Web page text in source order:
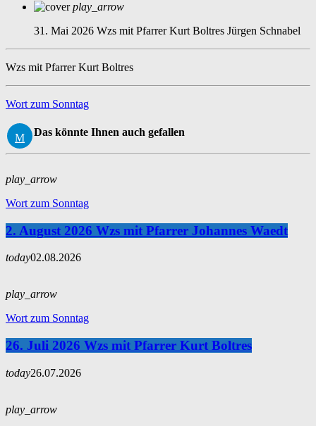
play_arrow
31. Mai 2026 Wzs mit Pfarrer Kurt Boltres Jürgen Schnabel
Wzs mit Pfarrer Kurt Boltres
Wort zum Sonntag
Das könnte Ihnen auch gefallen
play_arrow
Wort zum Sonntag
2. August 2026 Wzs mit Pfarrer Johannes Waedt
today02.08.2026
play_arrow
Wort zum Sonntag
26. Juli 2026 Wzs mit Pfarrer Kurt Boltres
today26.07.2026
play_arrow